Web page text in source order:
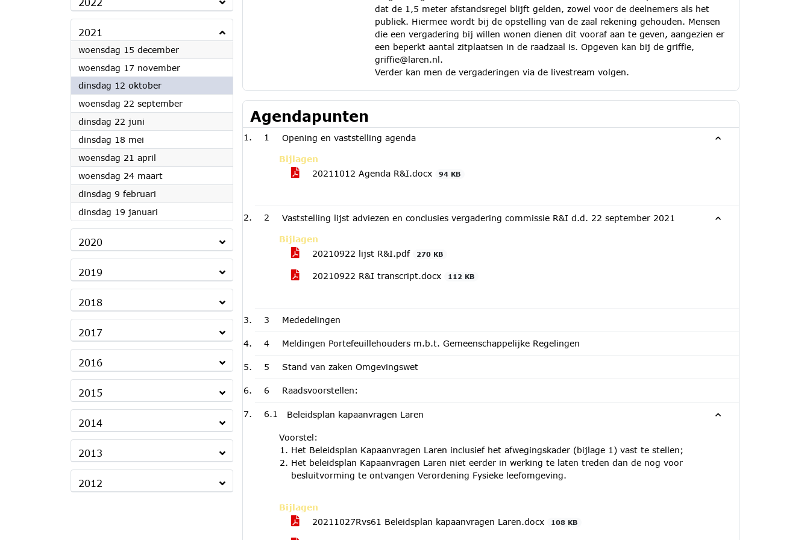
2021
woensdag 15 december2021
woensdag 17 november2021
dinsdag 12 oktober2021
woensdag 22 september2021
dinsdag 22 juni
dinsdag 18 mei
woensdag 21 april
woensdag 24 maart2021
dinsdag 9 februari
dinsdag 19 januari
2020
2019
2018
2017
2016
2015
2014
2013
2012
dat de 1,5 meter afstandsregel blijft gelden, zowel voor de deelnemers als het
publiek. Hiermee wordt bij de opstelling van de zaal rekening gehouden. Mensen
die een vergadering bij willen wonen dienen dit vooraf aan te geven, aangezien er
een beperkt aantal zitplaatsen in de raadzaal is. Opgeven kan bij de griffie,
griffie@laren.nl.
Verder kan men de vergaderingen via de livestream volgen.
Agendapunten
1 Opening en vaststelling agenda
Bijlagen
20211012 Agenda R&I.docx
94 KB
2 Vaststelling lijst adviezen en conclusies vergadering commissie R&I d.d. 22 september 2021
Bijlagen
20210922 lijst R&I.pdf
270 KB
20210922 R&I transcript.docx 112 KB
3 Mededelingen
4 Meldingen Portefeuillehouders m.b.t. Gemeenschappelijke Regelingen
5 Stand van zaken Omgevingswet
6 Raadsvoorstellen:
6.1 Beleidsplan kapaanvragen Laren
Voorstel:
Het Beleidsplan Kapaanvragen Laren inclusief het afwegingskader (bijlage 1) vast te stellen;
Het beleidsplan Kapaanvragen Laren niet eerder in werking te laten treden dan de nog voor
besluitvorming te ontvangen Verordening Fysieke leefomgeving.
Bijlagen
20211027Rvs61 Beleidsplan kapaanvragen Laren.docx
108 KB